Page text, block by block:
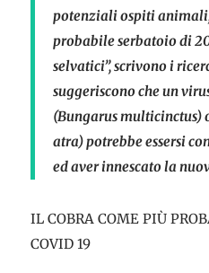
potenziali ospiti
probabile serbatoio di
selvatici”, scrivono i
suggeriscono che un
(Bungarus multicinctus)
atra) potrebbe essersi
ed aver innescato la
IL COBRA COME PIÙ
COVID 19